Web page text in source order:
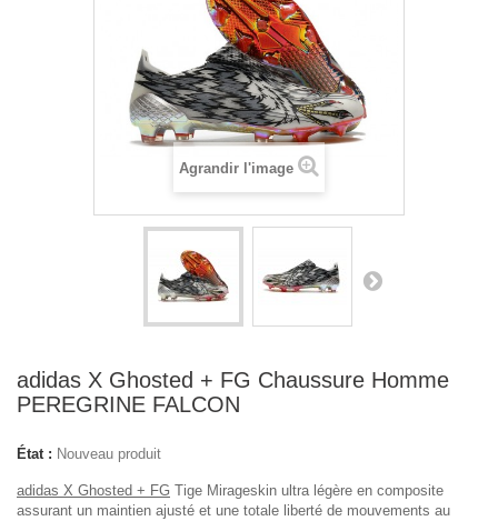
Agrandir l'image
adidas X Ghosted + FG Chaussure Homme
PEREGRINE FALCON
État : Nouveau produit
adidas X Ghosted + FG Tige Mirageskin ultra légère en composite
assurant un maintien ajusté et une totale liberté de mouvements au